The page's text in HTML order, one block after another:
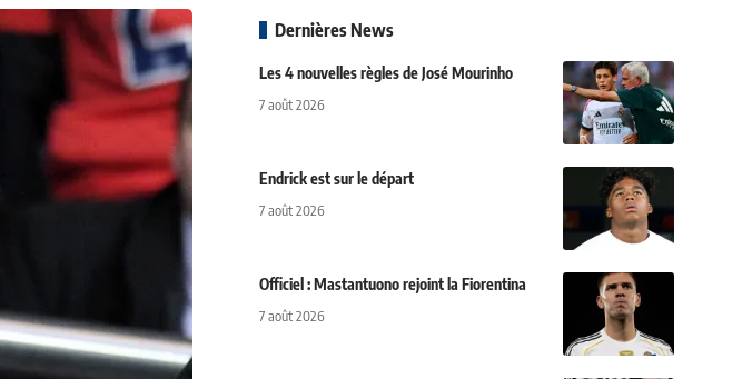
Dernières News
Les 4 nouvelles règles de José Mourinho
7 août 2026
Endrick est sur le départ
7 août 2026
Officiel : Mastantuono rejoint la Fiorentina
7 août 2026